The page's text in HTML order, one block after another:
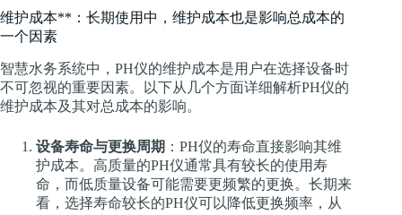
维护成本**：长期使用中，维护成本也是影响总成本的
一个因素
智慧水务系统中，PH仪的维护成本是用户在选择设备时
不可忽视的重要因素。以下从几个方面详细解析PH仪的
维护成本及其对总成本的影响。
设备寿命与更换周期 ：PH仪的寿命直接影响其维
护成本。高质量的PH仪通常具有较长的使用寿
命，而低质量设备可能需要更频繁的更换。长期来
看，选择寿命较长的PH仪可以降低更换频率，从